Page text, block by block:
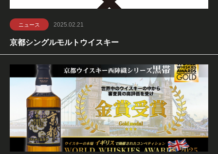
ニュース 2025.02.21
京都シングルモルトウイスキー